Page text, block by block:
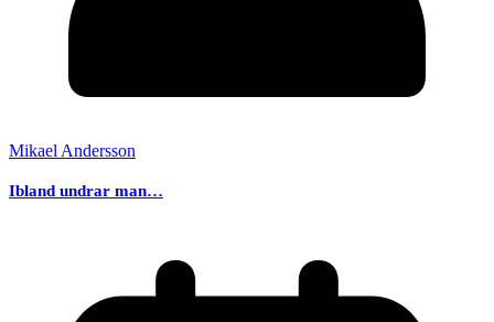
Mikael Andersson
Ibland undrar man…